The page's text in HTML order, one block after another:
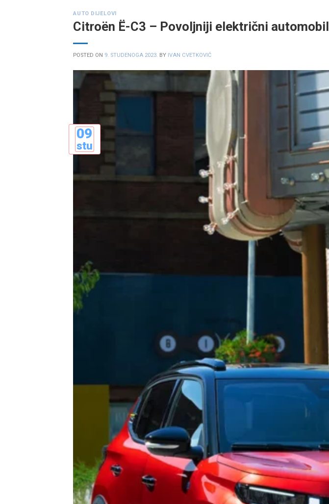
AUTO DIJELOVI
Citroën Ë-C3 – Povoljniji električni automobil
POSTED ON 9. STUDENOGA 2023. BY IVAN CVETKOVIĆ
09
stu